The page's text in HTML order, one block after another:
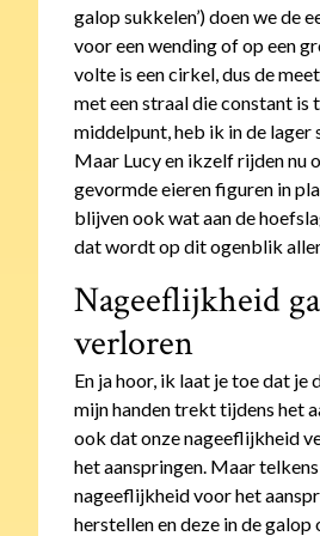
galop sukkelen’) doen we de
voor een wending of op een
volte is een cirkel, dus de
met een straal die constant is
middelpunt, heb ik in de lager
Maar Lucy en ikzelf rijden nu
gevormde eieren figuren in
blijven ook wat aan de
dat wordt op dit ogenblik
Nageeflijkheid
verloren
En ja hoor, ik laat je toe dat je
mijn handen trekt tijdens het
ook dat onze nageeflijkheid
het aanspringen. Maar
nageeflijkheid voor het
herstellen en deze in de galop